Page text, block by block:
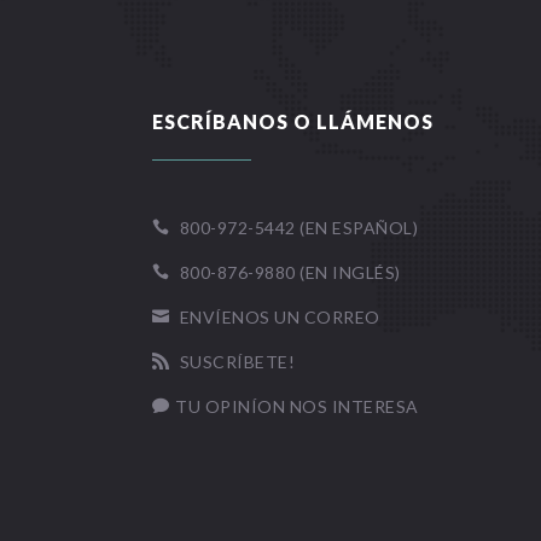
ESCRÍBANOS O LLÁMENOS
 800-972-5442 (EN ESPAÑOL)
 800-876-9880 (EN INGLÉS)
 ENVÍENOS UN CORREO
 SUSCRÍBETE!
 TU OPINÍON NOS INTERESA